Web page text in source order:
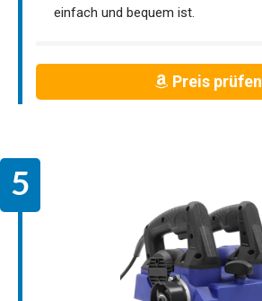
einfach und bequem ist.
Preis prüfen